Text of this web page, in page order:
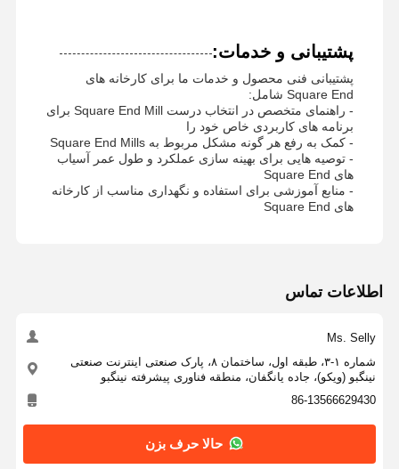
پشتیبانی و خدمات:
پشتیبانی فنی محصول و خدمات ما برای کارخانه های
Square End شامل:
- راهنمای متخصص در انتخاب درست Square End Mill برای
برنامه های کاربردی خاص خود را
- کمک به رفع هر گونه مشکل مربوط به Square End Mills
- توصیه هایی برای بهینه سازی عملکرد و طول عمر آسیاب
های Square End
- منابع آموزشی برای استفاده و نگهداری مناسب از کارخانه
های Square End
اطلاعات تماس
Ms. Selly
شماره ۱-۳، طبقه اول، ساختمان ۸، پارک صنعتی اینترنت صنعتی
نینگبو (ویکو)، جاده یانگفان، منطقه فناوری پیشرفته نینگبو
86-13566629430
حالا حرف بزن